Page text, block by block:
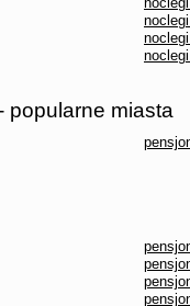
popularne miasta